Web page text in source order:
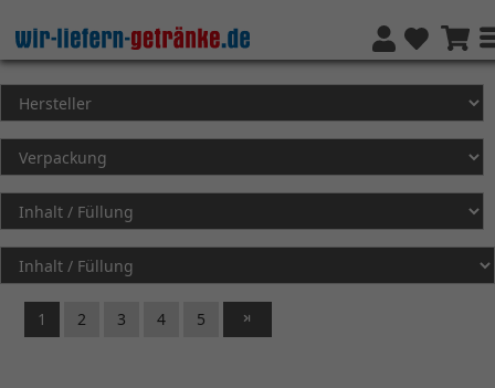
1 2 3 4 5